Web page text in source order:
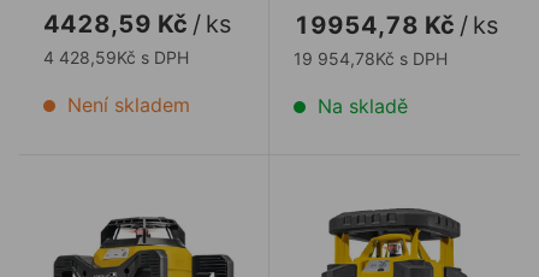
technologii.
4428,59 Kč / ks
4 428,59Kč s DPH
Není skladem
19954,78 Kč / ks
19 954,78Kč s DPH
Na skladě